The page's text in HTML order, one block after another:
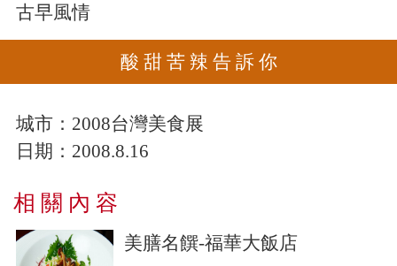
古早風情
酸 甜 苦 辣 告 訴 你
城市： 2008台灣美食展
日期： 2008.8.16
相 關 內 容
美膳名饌-福華大飯店